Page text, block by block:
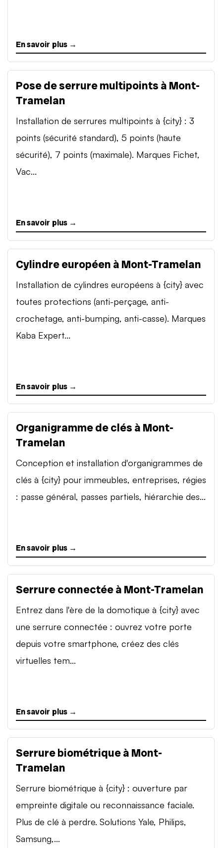
En savoir plus →
Pose de serrure multipoints à Mont-
Tramelan
Installation de serrures multipoints à {city} : 3
points (sécurité standard), 5 points (haute
sécurité), 7 points (maximale). Marques Fichet,
Vac...
En savoir plus →
Cylindre européen à Mont-Tramelan
Installation de cylindres européens à {city} avec
toutes protections (anti-perçage, anti-
crochetage, anti-bumping, anti-casse). Marques
Kaba Expert...
En savoir plus →
Organigramme de clés à Mont-
Tramelan
Conception et installation d'organigrammes de
clés à {city} pour immeubles, entreprises, régies
: passe général, passes partiels, hiérarchie des...
En savoir plus →
Serrure connectée à Mont-Tramelan
Entrez dans l'ère de la domotique à {city} avec
une serrure connectée : ouvrez votre porte
depuis votre smartphone, créez des clés
virtuelles tem...
En savoir plus →
Serrure biométrique à Mont-
Tramelan
Serrure biométrique à {city} : ouverture par
empreinte digitale ou reconnaissance faciale.
Plus de clé à perdre. Solutions Yale, Philips,
Samsung,...